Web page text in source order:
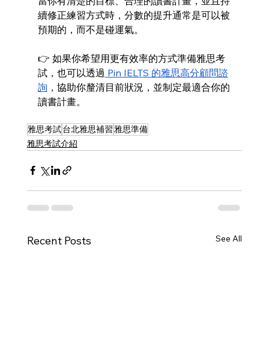
續修正練習方式時，分數的提升通常是可以被
預期的，而不是碰運氣。
👉 如果你希望用更有效率的方式準備雅思考
試，也可以透過 Pin IELTS 的雅思高分顧問諮
詢 ，協助你釐清目前狀況，並制定最適合你的
讀書計畫。
雅思考試台北雅思補習雅思準備
雅思考試介紹
Recent Posts See All